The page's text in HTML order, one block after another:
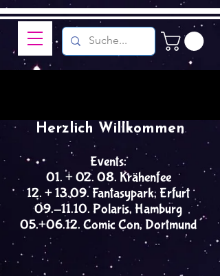
Events:
01. + 02. 08. Krähenfee
12. + 13.09. Fantasypark, Erfurt
09.-11.10. Polaris, Hamburg
05.+06.12. Comic Con, Dortmund
Herzlich Willkommen